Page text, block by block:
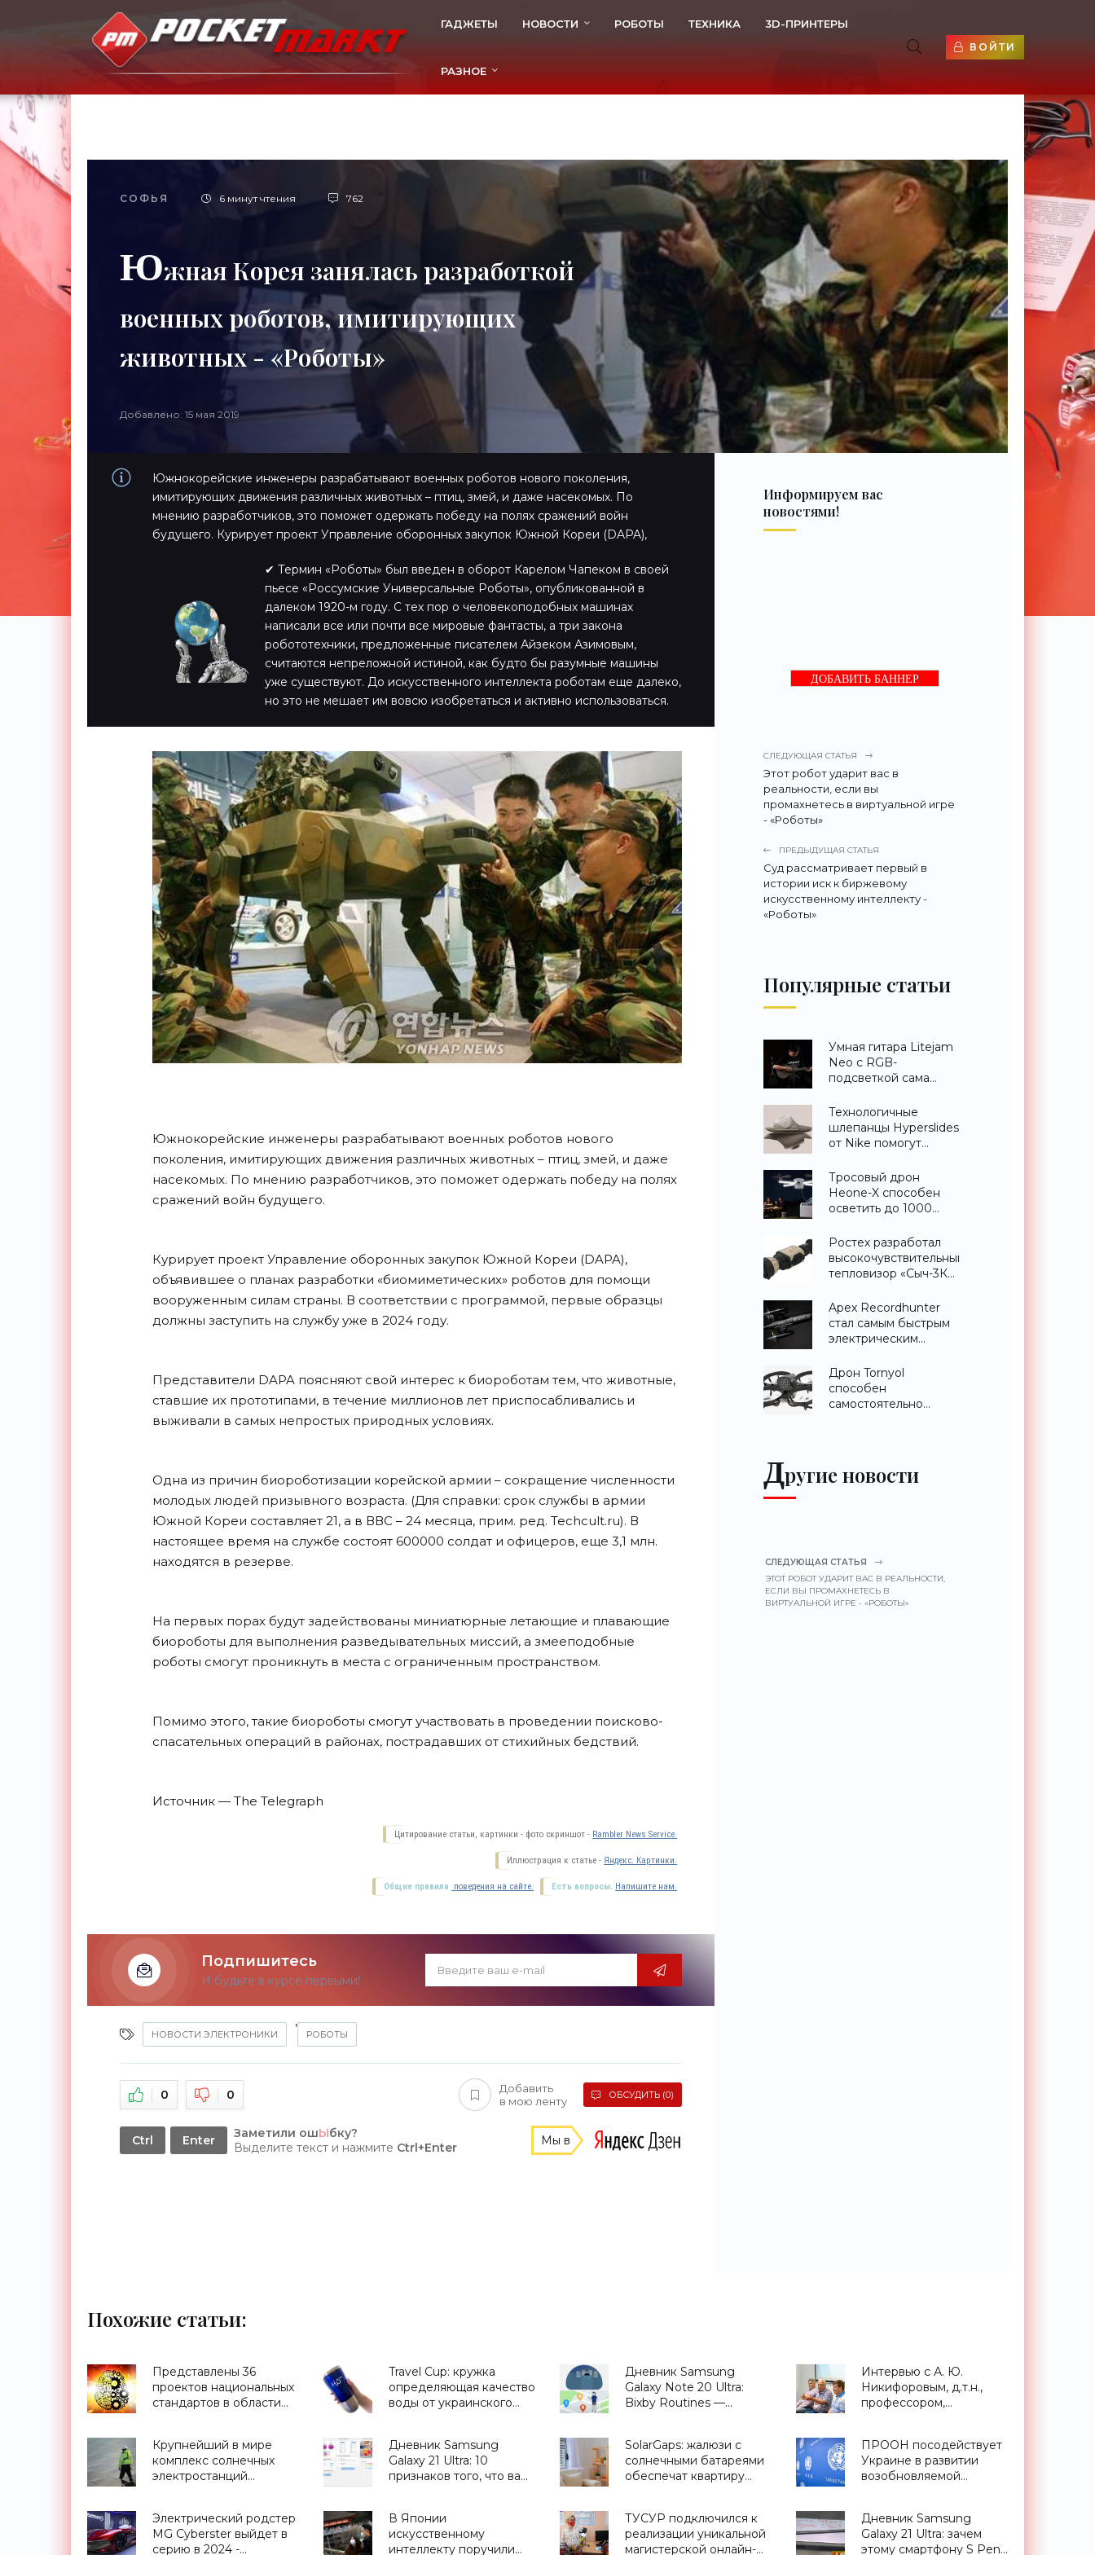
ГАДЖЕТЫ НОВОСТИ РОБОТЫ ТЕХНИКА 3D-ПРИНТЕРЫ
РАЗНОЕ
ВОЙТИ
СОФЬЯ 6 минут чтения 762
Южная Корея занялась разработкой
военных роботов, имитирующих
животных - «Роботы»
Добавлено: 15 мая 2019
Южнокорейские инженеры разрабатывают военных роботов нового поколения,
имитирующих движения различных животных – птиц, змей, и даже насекомых. По
мнению разработчиков, это поможет одержать победу на полях сражений войн
будущего. Курирует проект Управление оборонных закупок Южной Кореи (DAPA),
✔ Термин «Роботы» был введен в оборот Карелом Чапеком в своей
пьесе «Россумские Универсальные Роботы», опубликованной в
далеком 1920-м году. С тех пор о человекоподобных машинах
написали все или почти все мировые фантасты, а три закона
робототехники, предложенные писателем Айзеком Азимовым,
считаются непреложной истиной, как будто бы разумные машины
уже существуют. До искусственного интеллекта роботам еще далеко,
но это не мешает им вовсю изобретаться и активно использоваться.
Южнокорейские инженеры разрабатывают военных роботов нового
поколения, имитирующих движения различных животных – птиц, змей, и даже
насекомых. По мнению разработчиков, это поможет одержать победу на полях
сражений войн будущего.
Курирует проект Управление оборонных закупок Южной Кореи (DAPA),
объявившее о планах разработки «биомиметических» роботов для помощи
вооруженным силам страны. В соответствии с программой, первые образцы
должны заступить на службу уже в 2024 году.
Представители DAPA поясняют свой интерес к биороботам тем, что животные,
ставшие их прототипами, в течение миллионов лет приспосабливались и
выживали в самых непростых природных условиях.
Одна из причин биороботизации корейской армии – сокращение численности
молодых людей призывного возраста. (Для справки: срок службы в армии
Южной Кореи составляет 21, а в ВВС – 24 месяца, прим. ред. Techcult.ru). В
настоящее время на службе состоят 600000 солдат и офицеров, еще 3,1 млн.
находятся в резерве.
На первых порах будут задействованы миниатюрные летающие и плавающие
биороботы для выполнения разведывательных миссий, а змееподобные
роботы смогут проникнуть в места с ограниченным пространством.
Помимо этого, такие биороботы смогут участвовать в проведении поисково-
спасательных операций в районах, пострадавших от стихийных бедствий.
Источник — The Telegraph
Цитирование статьи, картинки - фото скриншот - Rambler News Service.
Иллюстрация к статье - Яндекс. Картинки.
Есть вопросы. Напишите нам.
Общие правила поведения на сайте.
Подпишитесь
И будьте в курсе первыми!
НОВОСТИ ЭЛЕКТРОНИКИ
,
РОБОТЫ
0 0
Добавить
в мою ленту
ОБСУДИТЬ (0)
Ctrl Enter Заметили ошЫбку?
Выделите текст и нажмите Ctrl+Enter Мы в
Информируем вас
новостями!
ДОБАВИТЬ БАННЕР
СЛЕДУЮЩАЯ СТАТЬЯ
Этот робот ударит вас в
реальности, если вы
промахнетесь в виртуальной игре
- «Роботы»
ПРЕДЫДУЩАЯ СТАТЬЯ
Суд рассматривает первый в
истории иск к биржевому
искусственному интеллекту -
«Роботы»
Популярные статьи
Умная гитара Litejam
Neo с RGB-
подсветкой сама
«Гаджеты»
Технологичные
шлепанцы Hyperslides
от Nike помогут
ноги после
тренировки -
«Гаджеты»
Тросовый дрон
Heone-X способен
осветить до 1000
земли -
«Беспилотники»
Ростех разработал
высокочувствительный
тепловизор «Сыч-3К»
распознавания до 2
км - «Гаджеты»
Apex Recordhunter
стал самым быстрым
электрическим
«Беспилотники»
Дрон Tornyol
способен
самостоятельно
Другие новости
СЛЕДУЮЩАЯ СТАТЬЯ
ЭТОТ РОБОТ УДАРИТ ВАС В РЕАЛЬНОСТИ,
ЕСЛИ ВЫ ПРОМАХНЕТЕСЬ В
ВИРТУАЛЬНОЙ ИГРЕ - «РОБОТЫ»
Похожие статьи:
Представлены 36
проектов национальных
стандартов в области
Travel Cup: кружка
определяющая качество
воды от украинского
Дневник Samsung
Galaxy Note 20 Ultra:
Bixby Routines —
будущее - «Смартфоны»
Интервью с А. Ю.
Никифоровым, д.т.н.,
профессором,
экстремальной
прикладной
электроники НИЯУ
Крупнейший в мире
комплекс солнечных
электростанций
Электроники»
Дневник Samsung
Galaxy 21 Ultra: 10
признаков того, что вам
SolarGaps: жалюзи с
солнечными батареями
обеспечат квартиру
«Новости Электроники»
ПРООН посодействует
Украине в развитии
возобновляемой
Электрический родстер
MG Cyberster выйдет в
серию в 2024 -
В Японии
искусственному
интеллекту поручили
ТУСУР подключился к
реализации уникальной
магистерской онлайн-
Дневник Samsung
Galaxy 21 Ultra: зачем
этому смартфону S Pen